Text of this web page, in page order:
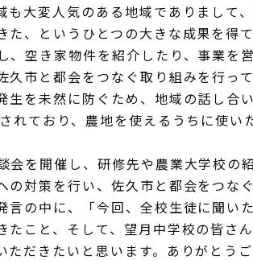
も大変人気のある地域でありまし
、というひとつの大きな成果を得て
、空き家物件を紹介したり、事業
市と都会をつなぐ取り組みを行って
生を未然に防ぐため、地域の話し
れており、農地を使えるうちに使
を開催し、研修先や農業大学校の
対策を行い、佐久市と都会をつな
言の中に、「今回、全校生徒に聞
たこと、そして、望月中学校の皆さ
だきたいと思います。ありがとうご